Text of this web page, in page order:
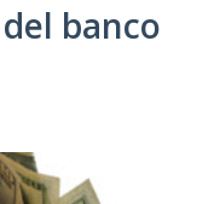
banco